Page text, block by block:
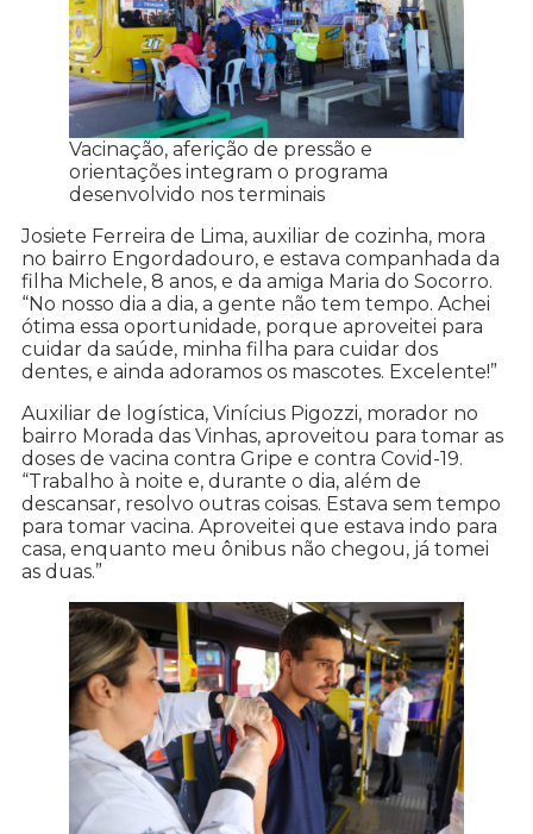
Vacinação, aferição de pressão e
orientações integram o programa
desenvolvido nos terminais
Josiete Ferreira de Lima, auxiliar de cozinha, mora
no bairro Engordadouro, e estava companhada da
filha Michele, 8 anos, e da amiga Maria do Socorro.
“No nosso dia a dia, a gente não tem tempo. Achei
ótima essa oportunidade, porque aproveitei para
cuidar da saúde, minha filha para cuidar dos
dentes, e ainda adoramos os mascotes. Excelente!”
Auxiliar de logística, Vinícius Pigozzi, morador no
bairro Morada das Vinhas, aproveitou para tomar as
doses de vacina contra Gripe e contra Covid-19.
“Trabalho à noite e, durante o dia, além de
descansar, resolvo outras coisas. Estava sem tempo
para tomar vacina. Aproveitei que estava indo para
casa, enquanto meu ônibus não chegou, já tomei
as duas.”